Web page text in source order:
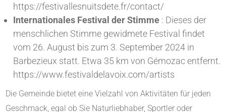
https://festivallesnuitsdete.fr/contact/
Internationales Festival der Stimme : Dieses der
menschlichen Stimme gewidmete Festival findet
vom 26. August bis zum 3. September 2024 in
Barbezieux statt. Etwa 35 km von Gémozac entfernt.
https://www.festivaldelavoix.com/artists
Die Gemeinde bietet eine Vielzahl von Aktivitäten für jeden
Geschmack, egal ob Sie Naturliebhaber, Sportler oder